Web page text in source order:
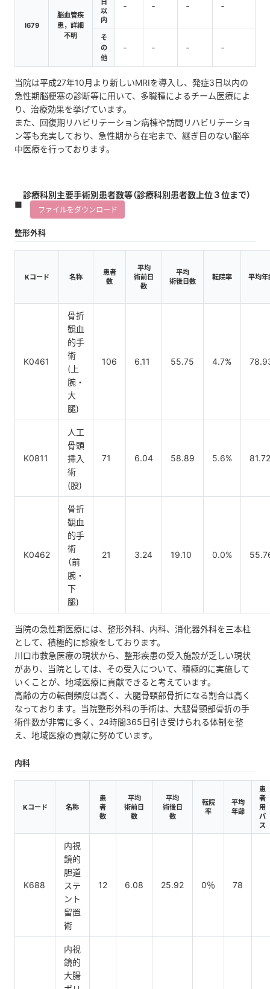
I679
脳血管疾
患，詳細
不明
以
内
‐ ‐ ‐ ‐
そ
の
他
‐ ‐ ‐ ‐
当院は平成27年10月より新しいMRIを導入し、発症3日以内の
急性期脳梗塞の診断等に用いて、多職種によるチーム医療によ
り、治療効果を挙げています。
また、回復期リハビリテーション病棟や訪問リハビリテーショ
ン等も充実しており、急性期から在宅まで、継ぎ目のない脳卒
中医療を行っております。
診療科別主要手術別患者数等（診療科別患者数上位３位まで）
ファイルをダウンロード
整形外科
Kコード 名称
患者
数
平均
術前日
数
平均
術後日数
転院率 平均年
K0461
骨折
観血
的手
術
(上
腕・
大
腿)
106 6.11 55.75 4.7%
K0811
人工
骨頭
挿入
術
(股)
71 6.04 58.89 5.6% 81.72
K0462
骨折
観血
的手
術
（前
腕・
下
腿)
21 3.24 19.10 0.0%
当院の急性期医療には、整形外科、内科、消化器外科を三本柱
として、積極的に診療をしております。
川口市救急医療の現状から、整形疾患の受入施設が乏しい現状
があり、当院としては、その受入について、積極的に実施して
いくことが、地域医療に貢献できると考えています。
高齢の方の転倒頻度は高く、大腿骨頸部骨折になる割合は高く
なっております。当院整形外科の手術は、大腿骨頸部骨折の手
術件数が非常に多く、24時間365日引き受けられる体制を整
え、地域医療の貢献に努めています。
内科
Kコード 名称
患
者
数
平均
術前日
数
平均
術後日
数
転院
率
平均
年齢
患
者
用
パ
ス
K688
内視
鏡的
胆道
ステ
ント
留置
術
12 6.08 25.92 0％ 78
内視
鏡的
大腸